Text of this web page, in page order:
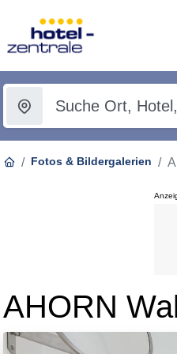
Fotos & Bildergalerien
AHORN